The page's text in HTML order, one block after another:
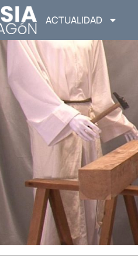
ACTUALIDAD